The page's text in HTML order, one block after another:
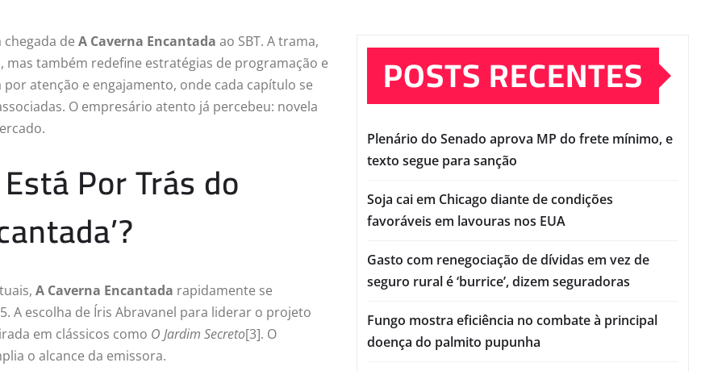
de A Caverna Encantada ao SBT. A trama,
também redefine estratégias de programação e
atenção e engajamento, onde cada capítulo se
O empresário atento já percebeu: novela
Por Trás do
A Caverna Encantada rapidamente se
A escolha de Íris Abravanel para liderar o projeto
em clássicos como O Jardim Secreto[3]. O
o alcance da emissora.
POSTS RECENTES
Plenário do Senado aprova MP do frete mínimo, e
texto segue para sanção
Soja cai em Chicago diante de condições
favoráveis em lavouras nos EUA
Gasto com renegociação de dívidas em vez de
seguro rural é ‘burrice’, dizem seguradoras
Fungo mostra eficiência no combate à principal
doença do palmito pupunha